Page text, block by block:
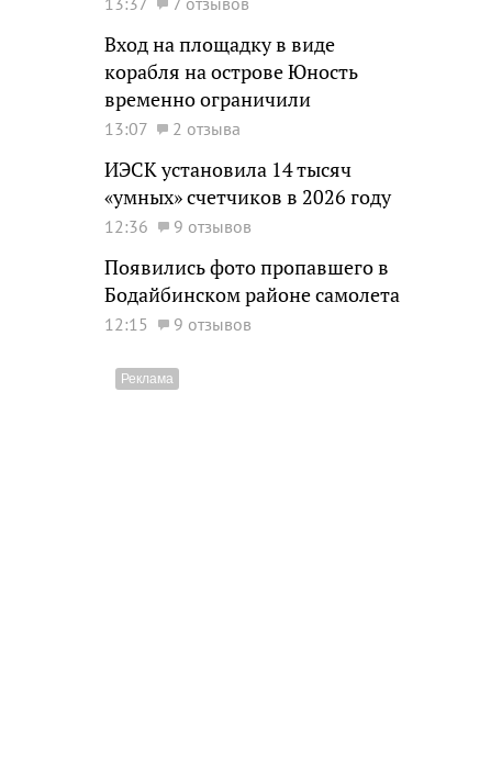
Вход на площадку в виде
корабля на острове Юность
временно ограничили
13:07 2 отзыва
ИЭСК установила 14 тысяч
«умных» счетчиков в 2026 году
12:36 9 отзывов
Появились фото пропавшего в
Бодайбинском районе самолета
12:15 9 отзывов